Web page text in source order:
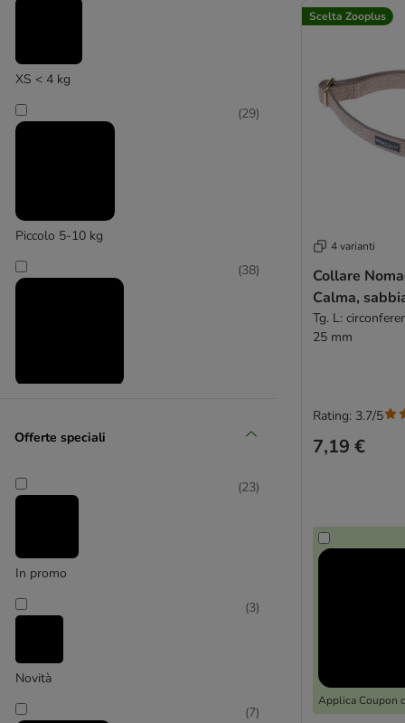
Pettorine a Y
kooa
XS < 4 kg
Piccolo 5-10 kg
(29)
(38)
Grande 26 - 45 kg
28)
XL > 45 kg
(1)
Offerte speciali
In promo
(23)
Novità
(3)
(7)
Scelta Zooplus
4 varianti
Collare
Calma,
Tg. L:
25 mm
7,19 €
Applica Coupon
Rating: 3.7/5